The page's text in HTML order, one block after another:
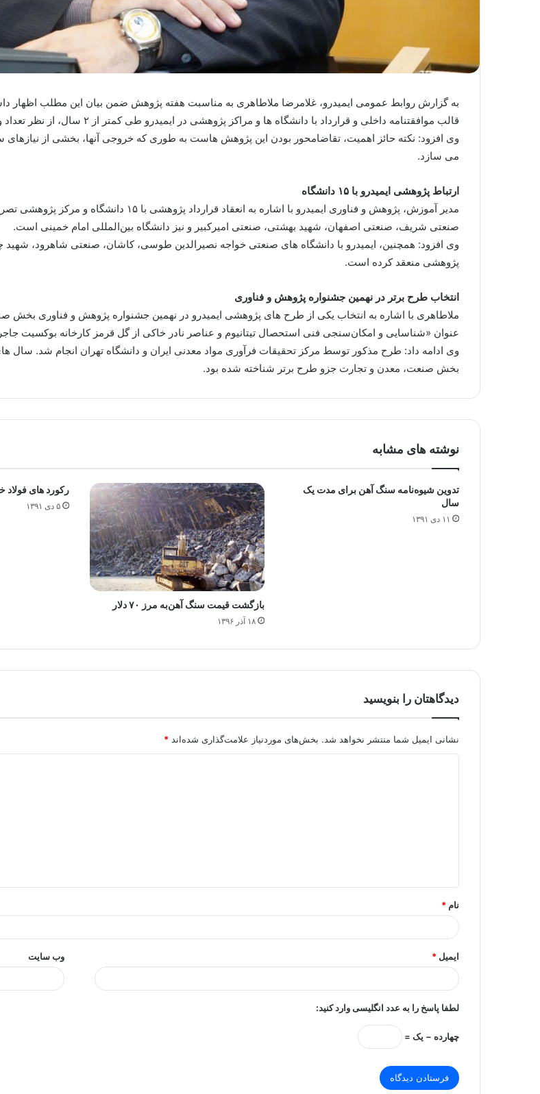
قالب موافقتنامه داخلی و قرارداد با دانشگاه ها و مراکز پژوهشی در ایمیدرو طی کمتر از ۲ سال، از نظر تعداد و مبلغ (۲۲۲ میلیارد ریال) یک رکورد محسوب می شود.
وی افزود: نکته حائز اهمیت، تقاضامحور بودن این پژوهش هاست به طوری که خروجی آنها، بخشی از
می سازد.
ارتباط پژوهشی ایمیدرو با ۱۵ دانشگاه
مدیر آموزش، پژوهش و فناوری ایمیدرو با اشاره
صنعتی شریف، صنعتی اصفهان، شهید بهشتی، صنعتی امیرکبیر و نیز دانشگاه بین‌المللی امام خمینی است.
وی افزود: همچنین، ایمیدرو با دانشگاه های صنعتی خواجه نصیرالدین طوسی، کاشان، صنعتی شاهرود، شهید
پژوهشی منعقد کرده است.
انتخاب طرح برتر در نهمین جشنواره پژوهش و فناوری
ملاطاهری با اشاره به انتخاب یکی از طرح های پژوهشی ایمیدرو در نهمین جشنواره پژوهش و فناوری
عنوان «شناسایی و امکان‌سنجی فنی استحصال تیتانیوم و عناصر نادر خاکی از گل قرمز کارخانه بوکسیت
وی ادامه داد: طرح مذکور توسط مرکز تحقیقات فرآوری مواد معدنی ایران و دانشگاه تهران انجام شد.
بخش صنعت، معدن و تجارت جزو طرح برتر شناخته شده بود.
نوشته های مشابه
تدوین شیوه‌نامه سنگ آهن برای مدت یک
سال
۱۱ دی ۱۳۹۱
بازگشت قیمت سنگ آهن‌به مرز ۷۰ دلار
۱۸ آذر ۱۳۹۶
رکورد های فولاد
۵ دی ۱۳۹۱
دیدگاهتان را بنویسید
نشانی ایمیل شما منتشر نخواهد شد. بخش‌های موردنیاز علامت‌گذاری شده‌اند *
*
نام *
ایمیل * وب‌ سایت
لطفا پاسخ را به عدد انگلیسی وارد کنید:
چهارده − یک =